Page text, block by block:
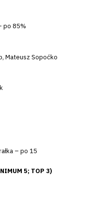
po 85%
Mateusz Sopoćko
– po 15
5; TOP 3)